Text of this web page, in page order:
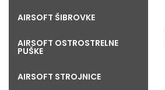
AIRSOFT ŠIBROVKE
AIRSOFT OSTROSTRELNE
PUŠKE
AIRSOFT STROJNICE